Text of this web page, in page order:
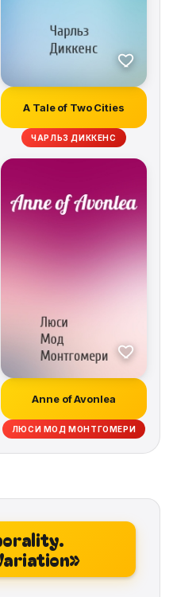
A Tale of Two Cities
ЧАРЛЬЗ ДИККЕНС
Anne of Avonlea
ЛЮСИ МОД МОНТГОМЕРИ